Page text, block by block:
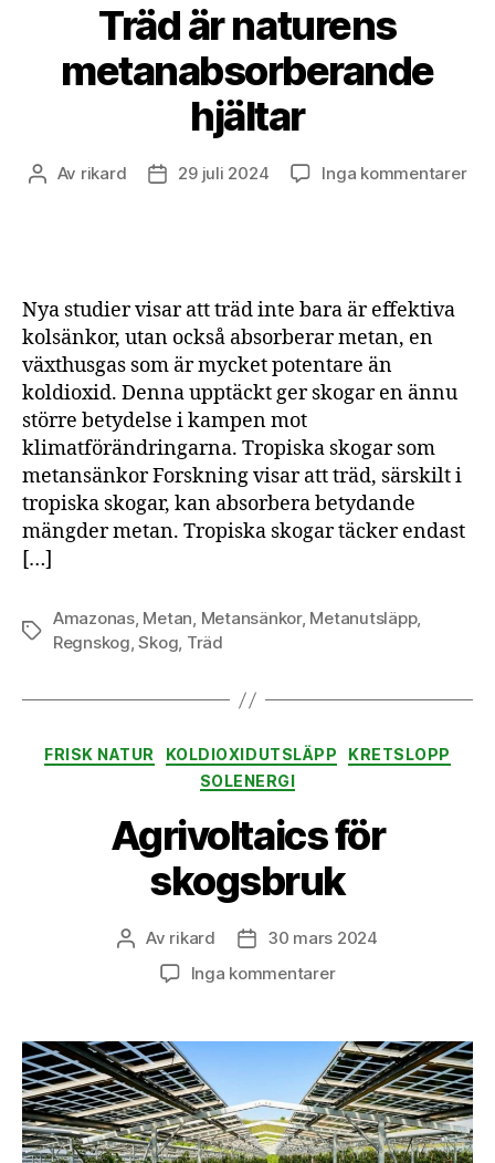
Träd är naturens
metanabsorberande
hjältar
Inläggsförfattare
Av rikard Inläggsdatum
29 juli 2024 Inga kommentarertill
Nya studier visar att träd inte bara är effektiva
kolsänkor, utan också absorberar metan, en
växthusgas som är mycket potentare än
koldioxid. Denna upptäckt ger skogar en ännu
större betydelse i kampen mot
klimatförändringarna. Tropiska skogar som
metansänkor Forskning visar att träd, särskilt i
tropiska skogar, kan absorbera betydande
mängder metan. Tropiska skogar täcker endast
[…]
Etiketter
Amazonas, Metan, Metansänkor, Metanutsläpp,
Regnskog,Skog, Träd
Kategorier
FRISK NATUR KOLDIOXIDUTSLÄPP
KRETSLOPP
SOLENERGI
Agrivoltaics för
skogsbruk
Inläggsförfattare
Av rikard Inläggsdatum
30 mars 2024
Inga kommentarertill
skogsbruk